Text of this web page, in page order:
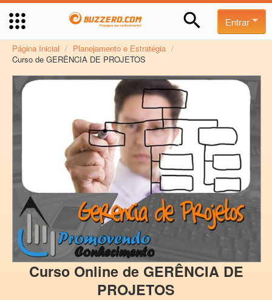
Entrar
Página Inicial / Planejamento e Estratégia /
Curso de GERÊNCIA DE PROJETOS
Curso Online de GERÊNCIA DE
PROJETOS